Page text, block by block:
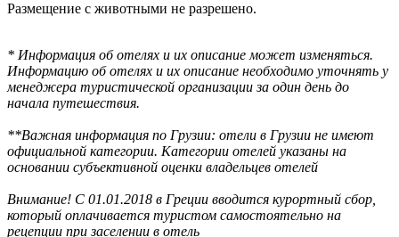
Размещение с животными не разрешено.
* Информация об отелях и их описание может изменяться.
Информацию об отелях и их описание необходимо уточнять у
менеджера туристической организации за один день до
начала путешествия.
**Важная информация по Грузии: отели в Грузии не имеют
официальной категории. Категории отелей указаны на
основании субъективной оценки владельцев отелей
Внимание! С 01.01.2018 в Греции вводится курортный сбор,
который оплачивается туристом самостоятельно на
рецепции при заселении в отель